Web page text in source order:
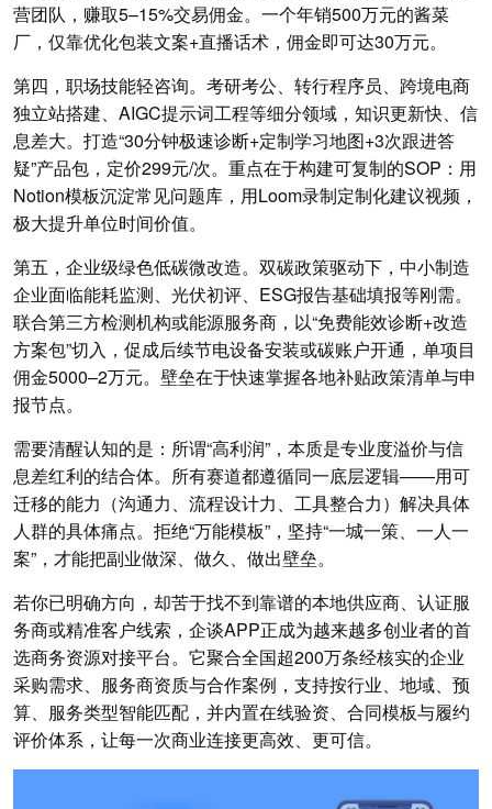
营团队，赚取5–15%交易佣金。一个年销500万元的酱菜
厂，仅靠优化包装文案+直播话术，佣金即可达30万元。
第四，职场技能轻咨询。考研考公、转行程序员、跨境电商
独立站搭建、AIGC提示词工程等细分领域，知识更新快、信
息差大。打造“30分钟极速诊断+定制学习地图+3次跟进答
疑”产品包，定价299元/次。重点在于构建可复制的SOP：用
Notion模板沉淀常见问题库，用Loom录制定制化建议视频，
极大提升单位时间价值。
第五，企业级绿色低碳微改造。双碳政策驱动下，中小制造
企业面临能耗监测、光伏初评、ESG报告基础填报等刚需。
联合第三方检测机构或能源服务商，以“免费能效诊断+改造
方案包”切入，促成后续节电设备安装或碳账户开通，单项目
佣金5000–2万元。壁垒在于快速掌握各地补贴政策清单与申
报节点。
需要清醒认知的是：所谓“高利润”，本质是专业度溢价与信
息差红利的结合体。所有赛道都遵循同一底层逻辑——用可
迁移的能力（沟通力、流程设计力、工具整合力）解决具体
人群的具体痛点。拒绝“万能模板”，坚持“一城一策、一人一
案”，才能把副业做深、做久、做出壁垒。
若你已明确方向，却苦于找不到靠谱的本地供应商、认证服
务商或精准客户线索，企谈APP正成为越来越多创业者的首
选商务资源对接平台。它聚合全国超200万条经核实的企业
采购需求、服务商资质与合作案例，支持按行业、地域、预
算、服务类型智能匹配，并内置在线验资、合同模板与履约
评价体系，让每一次商业连接更高效、更可信。